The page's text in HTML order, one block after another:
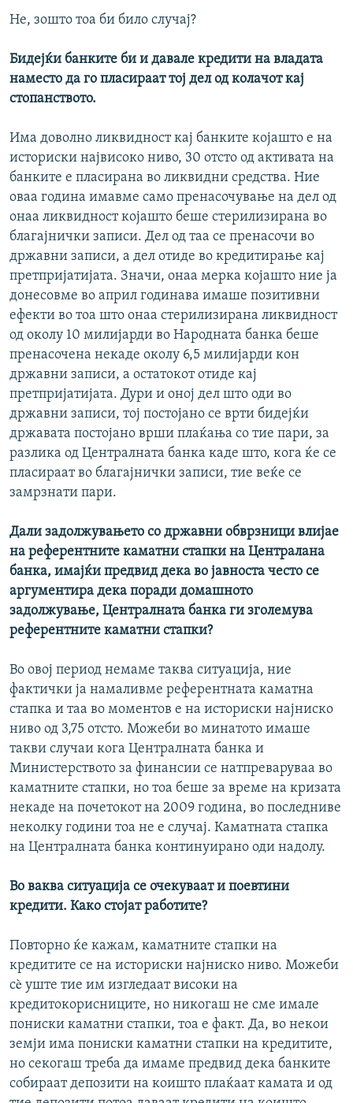
Не, зошто тоа би било случај?
Бидејќи банките би и давале кредити на владата
наместо да го пласираат тој дел од колачот кај
стопанството.
Има доволно ликвидност кај банките којашто е на
историски највисоко ниво, 30 отсто од активата на
банките е пласирана во ликвидни средства. Ние
оваа година имавме само пренасочување на дел од
онаа ликвидност којашто беше стерилизирана во
благајнички записи. Дел од таа се пренасочи во
државни записи, а дел отиде во кредитирање кај
претпријатијата. Значи, онаа мерка којашто ние ја
донесовме во април годинава имаше позитивни
ефекти во тоа што онаа стерилизирана ликвидност
од околу 10 милијарди во Народната банка беше
пренасочена некаде околу 6,5 милијарди кон
државни записи, а остатокот отиде кај
претпријатијата. Дури и оној дел што оди во
државни записи, тој постојано се врти бидејќи
државата постојано врши плаќања со тие пари, за
разлика од Централната банка каде што, кога ќе се
пласираат во благајнички записи, тие веќе се
замрзнати пари.
Дали задолжувањето со државни обврзници влијае
на референтните каматни стапки на Централана
банка, имајќи предвид дека во јавноста често се
аргументира дека поради домашното
задолжување, Централната банка ги зголемува
референтните каматни стапки?
Во овој период немаме таква ситуација, ние
фактички ја намаливме референтната каматна
стапка и таа во моментов е на историски најниско
ниво од 3,75 отсто. Можеби во минатото имаше
такви случаи кога Централната банка и
Министерството за финансии се натпреваруваа во
каматните стапки, но тоа беше за време на кризата
некаде на почетокот на 2009 година, во последниве
неколку години тоа не е случај. Каматната стапка
на Централната банка континуирано оди надолу.
Во ваква ситуација се очекуваат и поевтини
кредити. Како стојат работите?
Повторно ќе кажам, каматните стапки на
кредитите се на историски најниско ниво. Можеби
сè уште тие им изгледаат високи на
кредитокорисниците, но никогаш не сме имале
пониски каматни стапки, тоа е факт. Да, во некои
земји има пониски каматни стапки на кредитите,
но секогаш треба да имаме предвид дека банките
собираат депозити на коишто плаќаат камата и од